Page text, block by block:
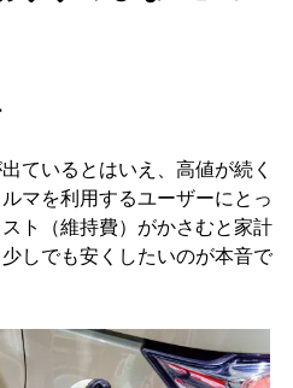
ているとはいえ、高値が続く
マを利用するユーザーにとっ
ト（維持費）がかさむと家計
しでも安くしたいのが本音で